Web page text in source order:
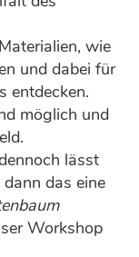
wie
und dabei für
entdecken.
möglich und
lässt
das eine
Workshop